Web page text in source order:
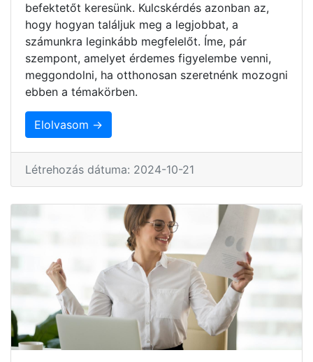
befektetőt keresünk. Kulcskérdés azonban az,
hogy hogyan találjuk meg a legjobbat, a
számunkra leginkább megfelelőt. Íme, pár
szempont, amelyet érdemes figyelembe venni,
meggondolni, ha otthonosan szeretnénk mozogni
ebben a témakörben.
Elolvasom →
Létrehozás dátuma: 2024-10-21